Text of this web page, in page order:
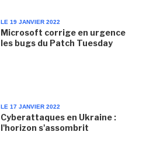
LE 19 JANVIER 2022
Microsoft corrige en urgence
les bugs du Patch Tuesday
LE 17 JANVIER 2022
Cyberattaques en Ukraine :
l'horizon s'assombrit